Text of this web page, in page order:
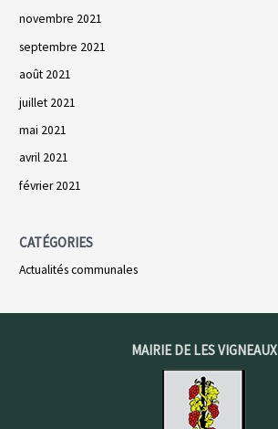
novembre 2021
septembre 2021
août 2021
juillet 2021
mai 2021
avril 2021
février 2021
CATÉGORIES
Actualités communales
MAIRIE DE LES VIGNEAUX